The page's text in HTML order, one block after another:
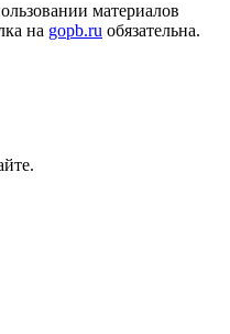
материалов
на gopb.ru обязательна.